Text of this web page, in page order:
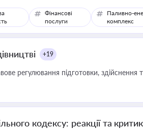
Фінансові
послуги
Паливно-
комплекс
+19
регулювання підготовки, здійснення
кодексу: реакції та